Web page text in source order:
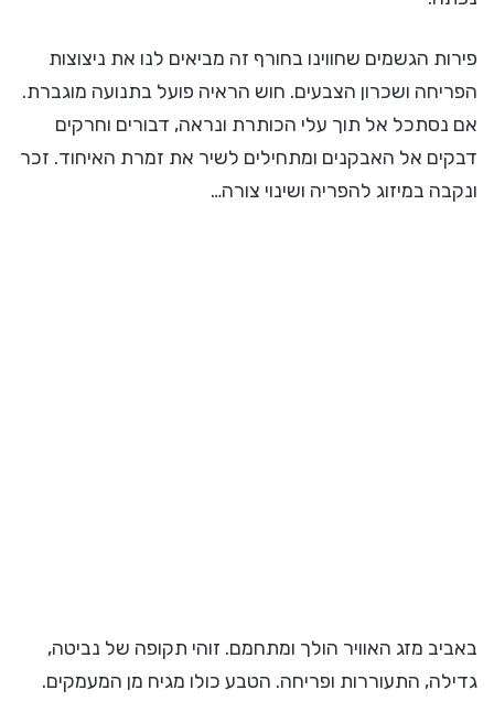
פירות הגשמים שחווינו בחורף זה מביאים לנו את ניצוצות
הפריחה ושכרון הצבעים. חוש הראיה פועל בתנועה מוגברת.
אם נסתכל אל תוך עלי הכותרת ונראה, דבורים וחרקים
דבקים אל האבקנים ומתחילים לשיר את זמרת האיחוד. זכר
ונקבה במיזוג להפריה ושינוי צורה…
באביב מזג האוויר הולך ומתחמם. זוהי תקופה של נביטה,
גדילה, התעוררות ופריחה. הטבע כולו מגיח מן המעמקים.